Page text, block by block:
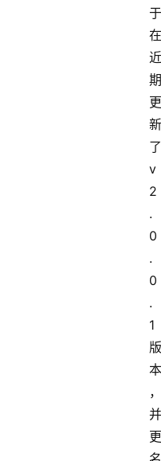
于
在
近
期
更
新
了
v
2
.
0
.
0
.
1
版
本
，
并
更